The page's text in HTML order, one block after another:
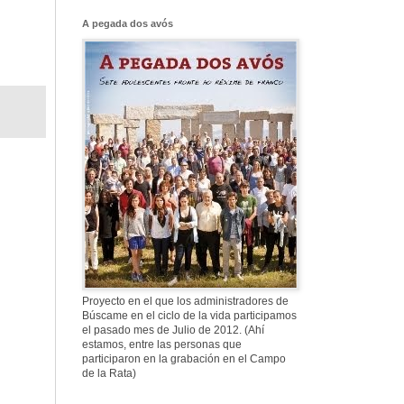
577. Nos fusilaron
fusilaron mal
307. Vuestros
nombres no se han
borrado en la
Historia
A pegada dos avós
Proyecto en el que los administradores de
Búscame en el ciclo de la vida participamos
el pasado mes de Julio de 2012. (Ahí
estamos, entre las personas que
participaron en la grabación en el Campo
de la Rata)